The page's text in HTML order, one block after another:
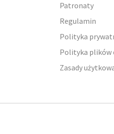
Patronaty
Regulamin
Polityka
Polityka plików
Zasady